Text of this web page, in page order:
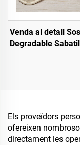
Venda al detall
Degradable
Els proveïdors
ofereixen
directament les